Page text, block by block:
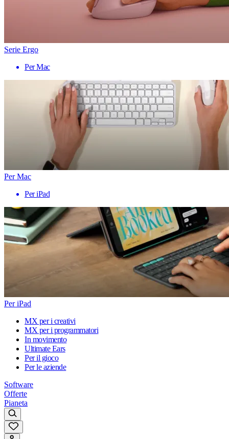
Serie Ergo
Per Mac
Per Mac
Per iPad
Per iPad
MX per i creativi
MX per i programmatori
In movimento
Ultimate Ears
Per il gioco
Per le aziende
Software
Offerte
Pianeta